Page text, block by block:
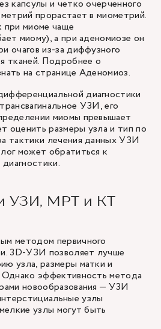
капсулы и четко очерченного
прорастает в миометрий.
при миоме чаще
миому), а при аденомиозе он
очагов из-за диффузного
тканей. Подробнее о
на странице Аденомиоз.
диагностики
УЗИ, его
миомы превышает
оценить размеры узла и тип по
тактики лечения данных УЗИ
может обратиться к
УЗИ, МРТ и КТ
методом первичного
3D-УЗИ позволяет лучше
узла, размеры матки и
Однако эффективность метода
новообразования — УЗИ
узлы
узлы могут быть